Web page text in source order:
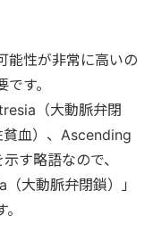
能性が非常に高いの
す。
（大動脈弁閉
血）、Ascending
す略語なので、
大動脈弁閉鎖）」